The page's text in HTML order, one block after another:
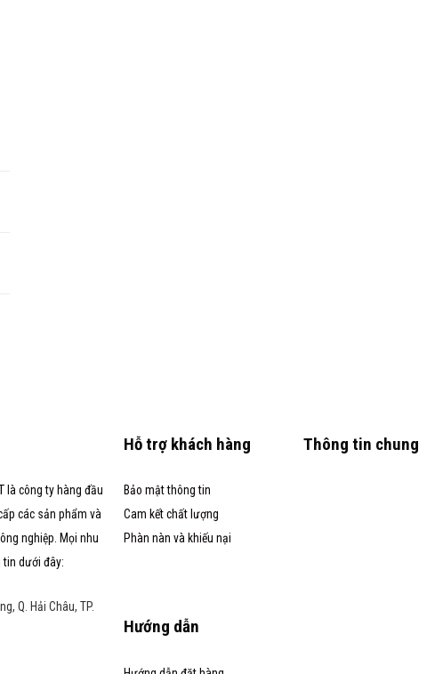
là công ty hàng đầu
các sản phẩm và
nghiệp. Mọi nhu
tin dưới đây:
Q. Hải Châu, TP.
Hỗ trợ khách hàng
Bảo mật thông tin
Cam kết chất lượng
Phàn nàn và khiếu nại
Hướng dẫn
Thông tin chung